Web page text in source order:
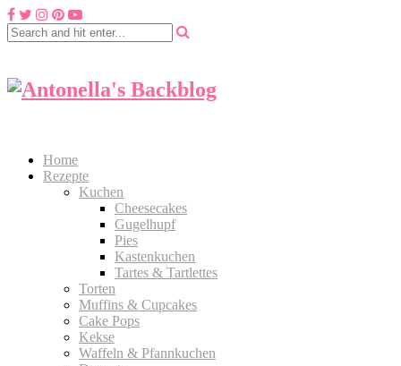
Home
Rezepte
Kuchen
Cheesecakes
Gugelhupf
Pies
Kastenkuchen
Tartes & Tartlettes
Torten
Muffins & Cupcakes
Cake Pops
Kekse
Waffeln & Pfannkuchen